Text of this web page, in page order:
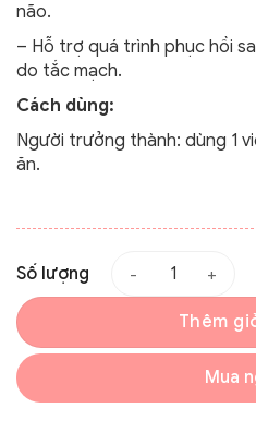
não.
– Hỗ trợ quá trình phục hồi
do tắc mạch.
Cách dùng:
Người trưởng thành: dùng 1
ăn.
Số lượng
Thêm
Mua